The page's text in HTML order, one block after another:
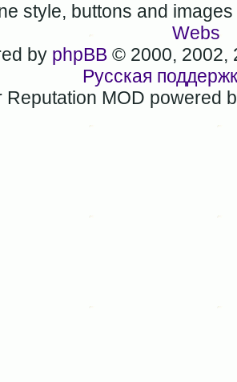
style, buttons and
Webs
by phpBB © 2000, 2002,
Русская
Reputation MOD powered